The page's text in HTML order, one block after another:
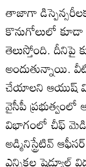
తాజాగా
కొనుగోలులో కూడా
తెలుస్తోంది. దీనిపై
అందుతున్నాయి.
చేయాలని ఆయుష్‌
వైసీపీ
విభాగంలో చీఫ్‌
అడ్మినిస్ట్రేటివ్‌
ఎన్నికల షెడ్యూల్‌